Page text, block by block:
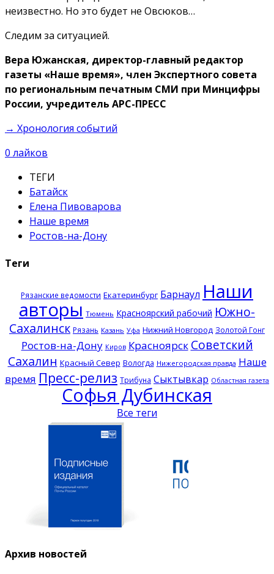
неизвестно. Но это будет не Овсюков…
Следим за ситуацией.
Вера Южанская, директор-главный редактор
газеты «Наше время», член Экспертного совета
по региональным печатным СМИ при Минцифры
России, учредитель АРС-ПРЕСС
→ Хронология событий
0 лайков
ТЕГИ
Батайск
Елена Пивоварова
Наше время
Ростов-на-Дону
Теги
Рязанские ведомости Екатеринбург Барнаул Наши
авторы Тюмень Красноярский рабочий Южно-
Сахалинск Рязань Казань Уфа Нижний Новгород Золотой Гонг
Ростов-на-Дону Киров Красноярск Советский
Сахалин Красный Север Вологда Нижегородская правда Наше
время Пресс-релиз Трибуна Сыктывкар Областная газета
Софья Дубинская
Все теги
Архив новостей